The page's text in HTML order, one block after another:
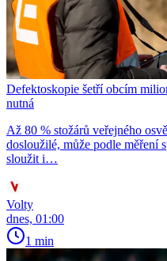
Defektoskopie šetří obcím
nutná
Až 80 % stožárů veřejného
dosloužilé, může podle měření
sloužit i…
Volty
dnes, 01:00
1 min